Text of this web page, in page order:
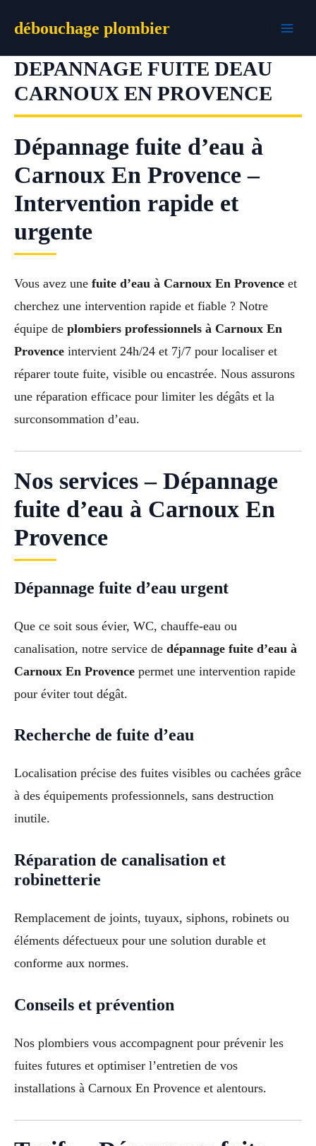
débouchage plombier
DEPANNAGE FUITE DEAU
CARNOUX EN PROVENCE
Dépannage fuite d’eau à
Carnoux En Provence –
Intervention rapide et
urgente
Vous avez une fuite d’eau à Carnoux En Provence et
cherchez une intervention rapide et fiable ? Notre
équipe de plombiers professionnels à Carnoux En
Provence intervient 24h/24 et 7j/7 pour localiser et
réparer toute fuite, visible ou encastrée. Nous assurons
une réparation efficace pour limiter les dégâts et la
surconsommation d’eau.
Nos services – Dépannage
fuite d’eau à Carnoux En
Provence
Dépannage fuite d’eau urgent
Que ce soit sous évier, WC, chauffe-eau ou
canalisation, notre service de dépannage fuite d’eau à
Carnoux En Provence permet une intervention rapide
pour éviter tout dégât.
Recherche de fuite d’eau
Localisation précise des fuites visibles ou cachées grâce
à des équipements professionnels, sans destruction
inutile.
Réparation de canalisation et
robinetterie
Remplacement de joints, tuyaux, siphons, robinets ou
éléments défectueux pour une solution durable et
conforme aux normes.
Conseils et prévention
Nos plombiers vous accompagnent pour prévenir les
fuites futures et optimiser l’entretien de vos
installations à Carnoux En Provence et alentours.